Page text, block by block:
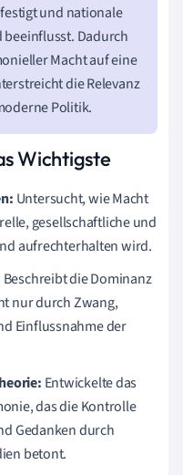
und nationale
Dadurch
Macht auf eine
die Relevanz
Politik.
Wichtigste
Untersucht, wie Macht
gesellschaftliche und
aufrechterhalten wird.
Beschreibt die Dominanz
nur durch Zwang,
Einflussnahme der
Entwickelte das
das die Kontrolle
Gedanken durch
betont.